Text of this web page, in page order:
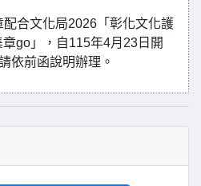
合文化局2026「彰化文化護
go」，自115年4月23日開
依前函說明辦理。